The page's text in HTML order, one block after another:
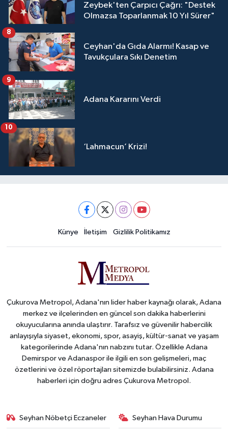
Zeybek'ten Çarpıcı Çağrı: "Destek
Olmazsa Toparlanmak 10 Yıl Sürer"
Ceyhan'da Gıda Alarmı! Kasap ve
Tavukçulara Sıkı Denetim
8
Adana Kararını Verdi
9
‘Lahmacun’ Krizi!
10
Künye İletişim Gizlilik Politikamız
Çukurova Metropol, Adana'nın lider haber kaynağı olarak, Adana
merkez ve ilçelerinden en güncel son dakika haberlerini
okuyucularına anında ulaştırır. Tarafsız ve güvenilir habercilik
anlayışıyla siyaset, ekonomi, spor, asayiş, kültür-sanat ve yaşam
kategorilerinde Adana'nın nabzını tutar. Özellikle Adana
Demirspor ve Adanaspor ile ilgili en son gelişmeleri, maç
özetlerini ve özel röportajları sitemizde bulabilirsiniz. Adana
haberleri için doğru adres Çukurova Metropol.
Seyhan Nöbetçi Eczaneler Seyhan Hava Durumu